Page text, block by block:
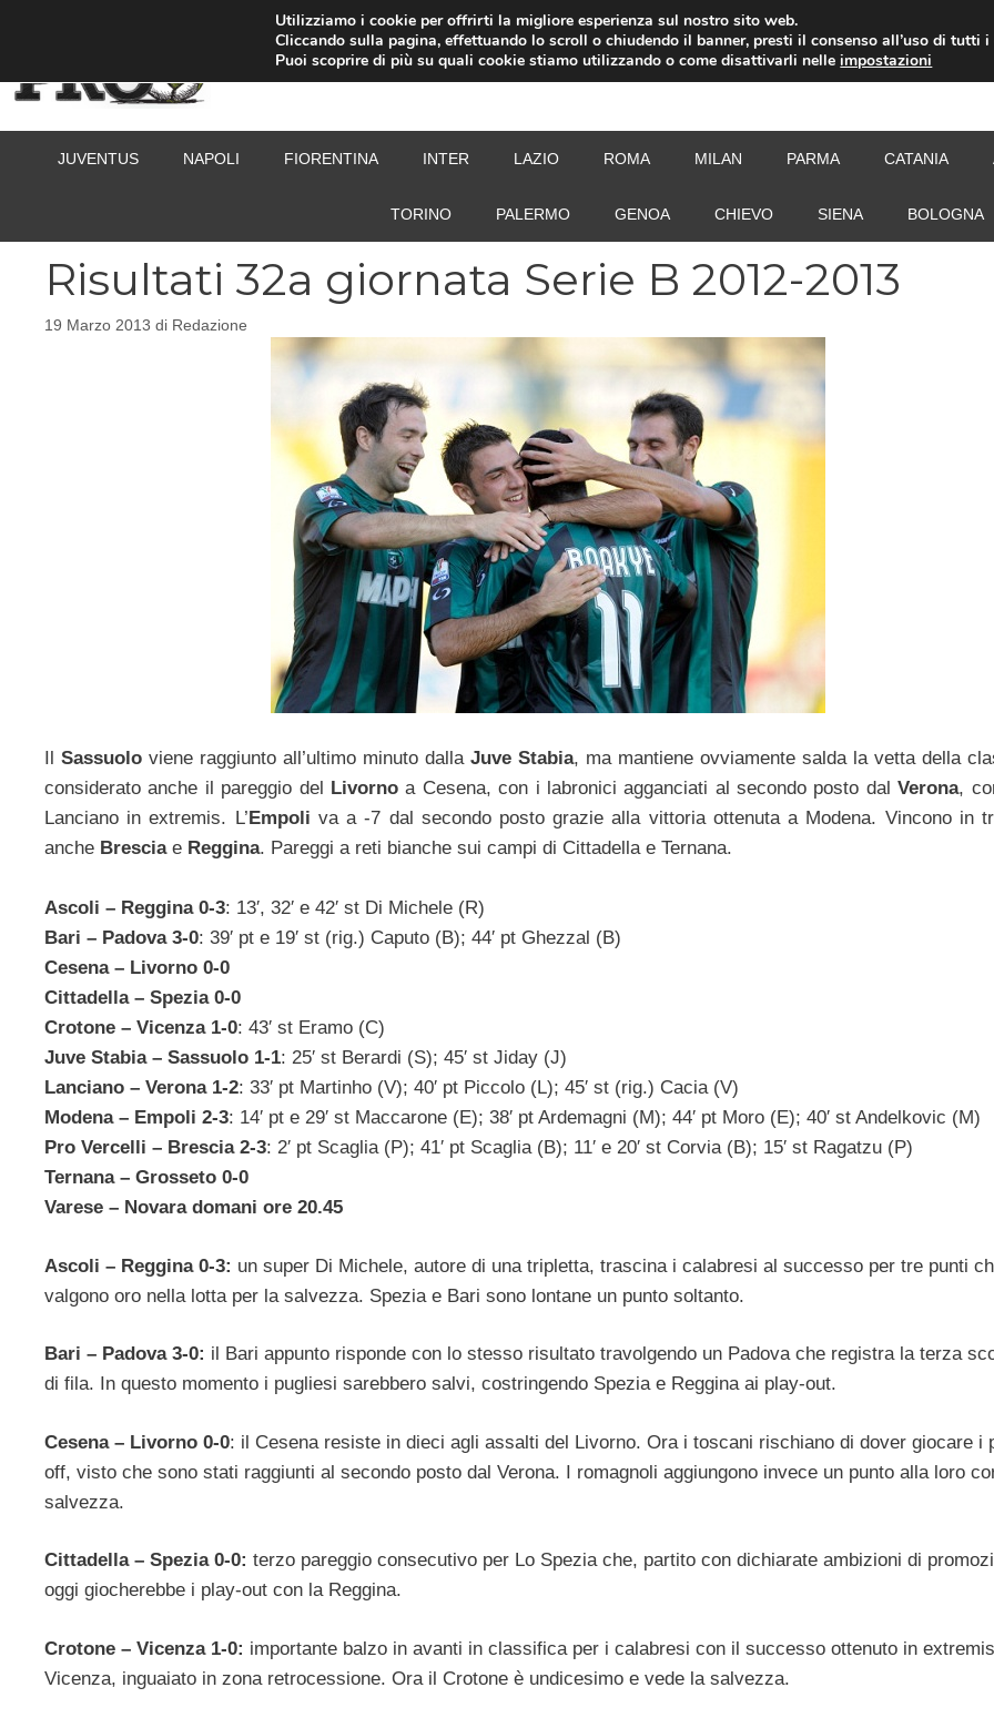
JUVENTUS NAPOLI FIORENTINA INTER LAZIO ROMA MILAN PARMA CATANIA
TORINO PALERMO GENOA CHIEVO SIENA BOLOGNA
Risultati 32a giornata Serie B 2012-2013
19 Marzo 2013 di Redazione
Sassuolo viene raggiunto all’ultimo minuto dalla Juve Stabia, ma mantiene ovviamente salda la vetta della
considerato anche il pareggio del
Livornoa Cesena, con i labronici agganciati al secondo posto dalVerona,
Lanciano in extremis. L’ Empoli va a -7 dal secondo posto grazie alla vittoria ottenuta a Modena. Vincono in
anche Bresciae Reggina. Pareggi a reti bianche sui campi di Cittadella e Ternana.
Ascoli – Reggina 0-3: 13′, 32′ e 42′ st Di Michele (R)
Bari – Padova 3-0: 39′ pt e 19′ st (rig.) Caputo (B); 44′ pt Ghezzal (B)
Cesena – Livorno 0-0
Cittadella – Spezia 0-0
Crotone – Vicenza 1-0: 43′ st Eramo (C)
Juve Stabia – Sassuolo 1-1: 25′ st Berardi (S); 45′ st Jiday (J)
Lanciano – Verona 1-2: 33′ pt Martinho (V); 40′ pt Piccolo (L); 45′ st (rig.) Cacia (V)
Modena – Empoli 2-3: 14′ pt e 29′ st Maccarone (E); 38′ pt Ardemagni (M); 44′ pt Moro (E); 40′ st Andelkovic (M)
Pro Vercelli – Brescia 2-3: 2′ pt Scaglia (P); 41′ pt Scaglia (B); 11′ e 20′ st Corvia (B); 15′ st Ragatzu (P)
Ternana – Grosseto 0-0
Varese – Novara domani ore 20.45
Ascoli – Reggina 0-3: un super Di Michele, autore di una tripletta, trascina i calabresi al successo per tre punti
valgono oro nella lotta per la salvezza. Spezia e Bari sono lontane un punto soltanto.
Bari – Padova 3-0: il Bari appunto risponde con lo stesso risultato travolgendo un Padova che registra la terza
di fila. In questo momento i pugliesi sarebbero salvi, costringendo Spezia e Reggina ai play-out.
Cesena – Livorno 0-0: il Cesena resiste in dieci agli assalti del Livorno. Ora i toscani rischiano di dover giocare i
off, visto che sono stati raggiunti al secondo posto dal Verona. I romagnoli aggiungono invece un punto alla loro
salvezza.
Cittadella – Spezia 0-0: terzo pareggio consecutivo per Lo Spezia che, partito con dichiarate ambizioni di
oggi giocherebbe i play-out con la Reggina.
Crotone – Vicenza 1-0: importante balzo in avanti in classifica per i calabresi con il successo ottenuto in
Vicenza, inguaiato in zona retrocessione. Ora il Crotone è undicesimo e vede la salvezza.
Utilizziamo i cookie per offrirti la migliore esperienza sul nostro sito web.
Cliccando sulla pagina, effettuando lo scroll o chiudendo il banner, presti il consenso all’uso di tutti i
Puoi scoprire di più su quali cookie stiamo utilizzando o come disattivarli nelleimpostazioni